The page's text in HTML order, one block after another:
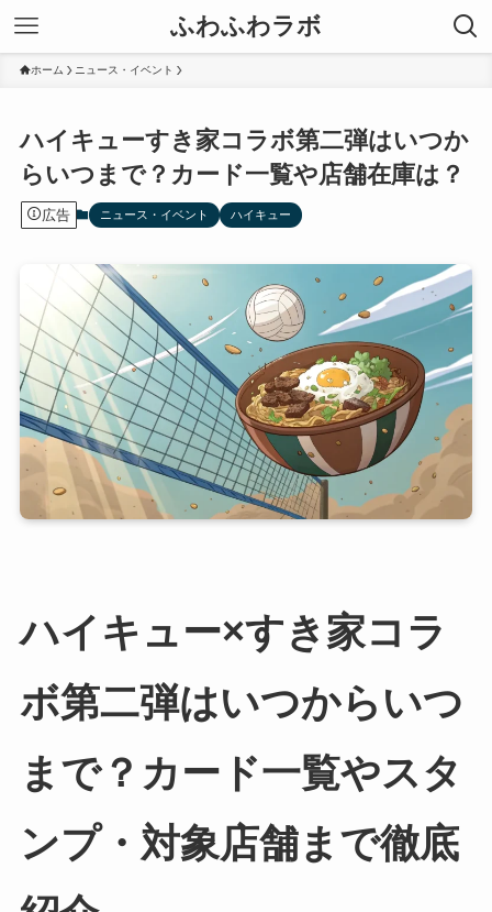
ふわふわラボ
ホーム ニュース・イベント
ハイキューすき家コラボ第二弾はいつか
らいつまで？カード一覧や店舗在庫は？
広告 ニュース・イベント ハイキュー
ハイキュー×すき家コラ
ボ第二弾はいつからいつ
まで？カード一覧やスタ
ンプ・対象店舗まで徹底